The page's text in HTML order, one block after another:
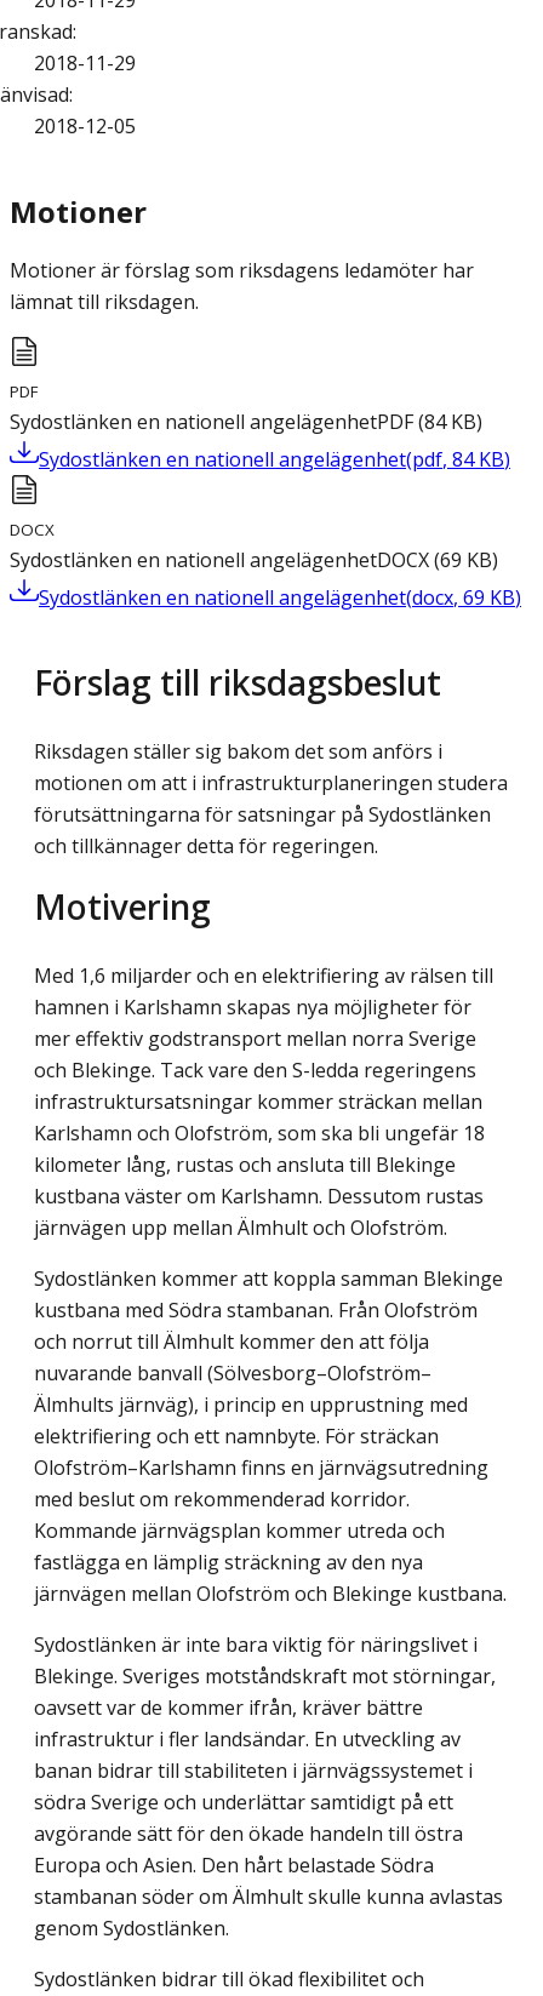
:
2018-11-29
:
2018-12-05
Motioner
Motioner är förslag som riksdagens ledamöter har
lämnat till riksdagen.
PDF
Sydostlänken en nationell angelägenhetPDF(84 KB)
Sydostlänken en nationell angelägenhet(pdf, 84 KB)
DOCX
Sydostlänken en nationell angelägenhetDOCX(69 KB)
Sydostlänken en nationell angelägenhet(docx, 69 KB)
Förslag till riksdagsbeslut
Riksdagen ställer sig bakom det som anförs i
motionen om att i infrastrukturplaneringen studera
förutsättningarna för satsningar på Sydostlänken
och tillkännager detta för regeringen.
Motivering
Med 1,6 miljarder och en elektrifiering av rälsen till
hamnen i Karlshamn skapas nya möjligheter för
mer effektiv godstransport mellan norra Sverige
och Blekinge. Tack vare den S-ledda regeringens
infrastruktursatsningar kommer sträckan mellan
Karlshamn och Olofström, som ska bli ungefär 18
kilometer lång, rustas och ansluta till Blekinge
kustbana väster om Karlshamn. Dessutom rustas
järnvägen upp mellan Älmhult och Olofström.
Sydostlänken kommer att koppla samman Blekinge
kustbana med Södra stambanan. Från Olofström
och norrut till Älmhult kommer den att följa
nuvarande banvall (Sölvesborg–Olofström–
Älmhults järnväg), i princip en upprustning med
elektrifiering och ett namnbyte. För sträckan
Olofström–Karlshamn finns en järnvägsutredning
med beslut om rekommenderad korridor.
Kommande järnvägsplan kommer utreda och
fastlägga en lämplig sträckning av den nya
järnvägen mellan Olofström och Blekinge kustbana.
Sydostlänken är inte bara viktig för näringslivet i
Blekinge. Sveriges motståndskraft mot störningar,
oavsett var de kommer ifrån, kräver bättre
infrastruktur i fler landsändar. En utveckling av
banan bidrar till stabiliteten i järnvägssystemet i
södra Sverige och underlättar samtidigt på ett
avgörande sätt för den ökade handeln till östra
Europa och Asien. Den hårt belastade Södra
stambanan söder om Älmhult skulle kunna avlastas
genom Sydostlänken.
Sydostlänken bidrar till ökad flexibilitet och